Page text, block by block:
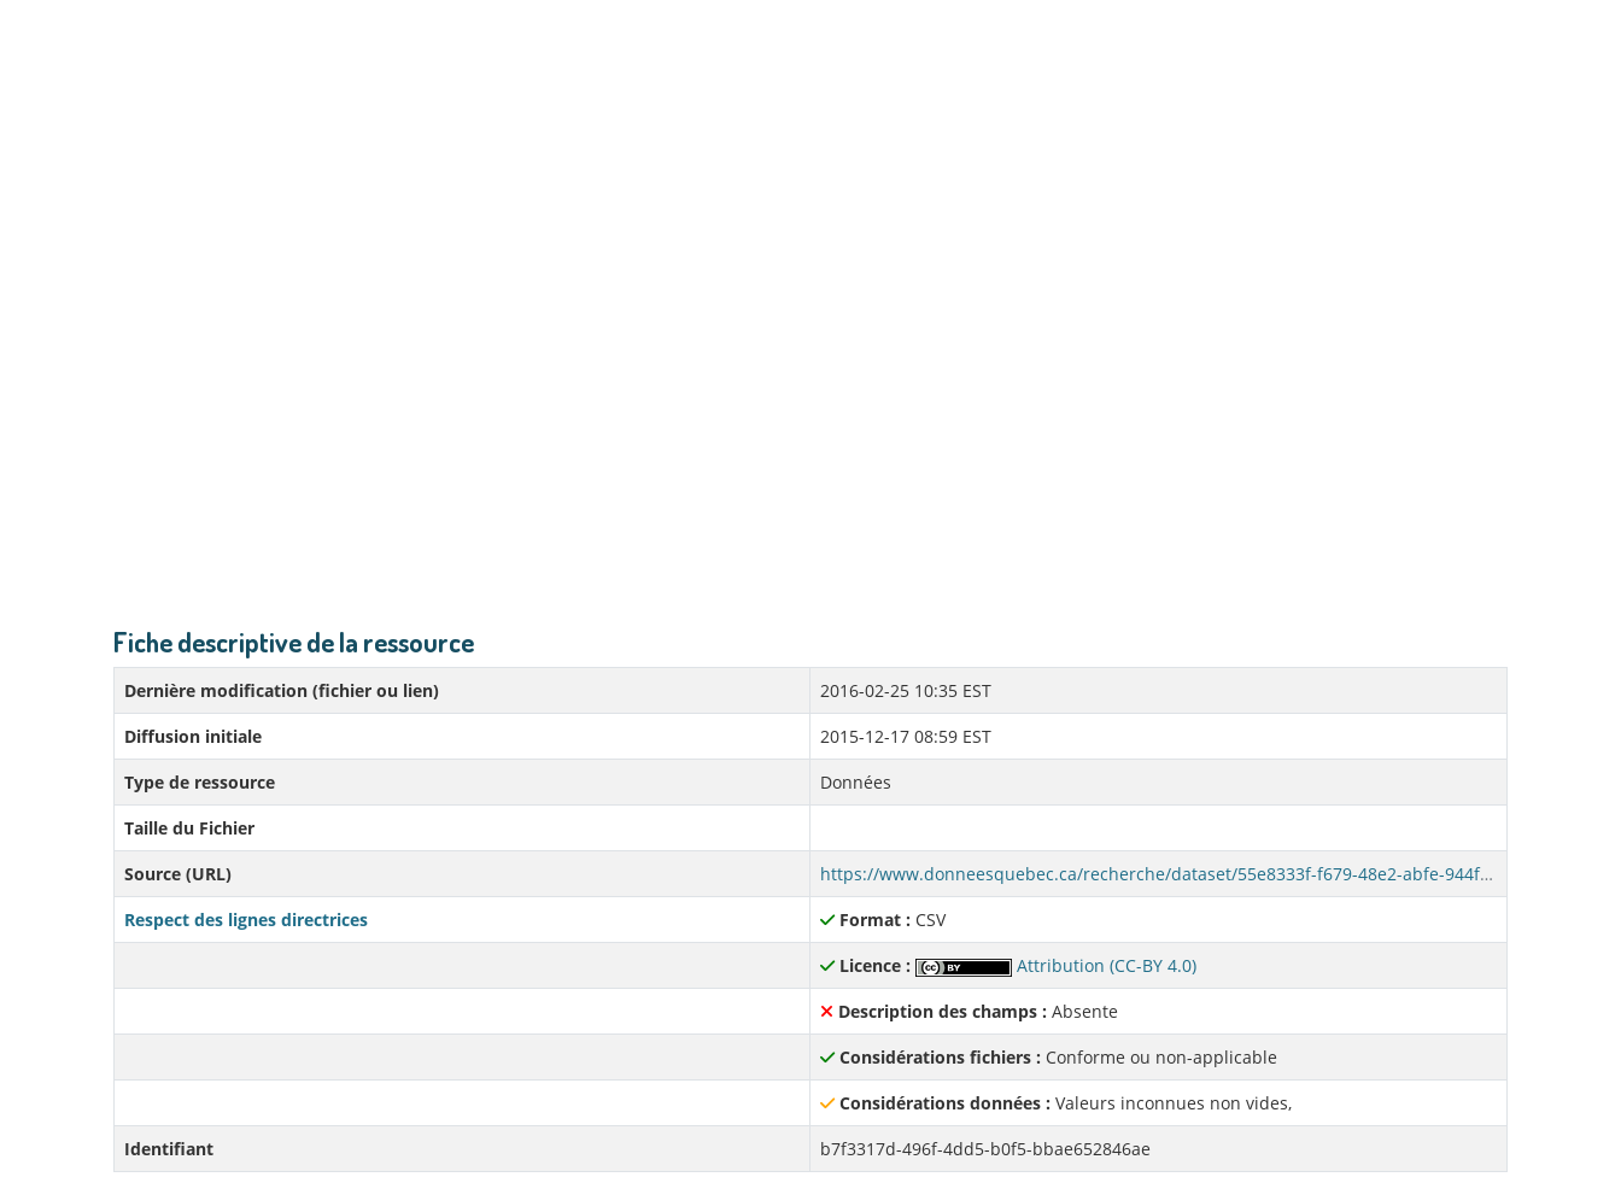
Fiche descriptive de la ressource
Dernière modification (fichier ou lien)
2016-02-25 10:35 EST
Diffusion initiale
2015-12-17 08:59 EST
Type de ressource
Données
Taille du Fichier
Source (URL)
https://www.donneesquebec.ca/recherche/dataset/55e8333f-f679-48e2-abfe-944fc9022ae7/resource/b7f3317d-496f-4dd5-b0f5-bbae652846ae/download/donneesouvertesmccspdlpcv1.csv
Respect des lignes directrices
Format : CSV
Licence :
Attribution (CC-BY 4.0)
Description des champs : Absente
Considérations fichiers : Conforme ou non-applicable
Considérations données : Valeurs inconnues non vides,
Identifiant
b7f3317d-496f-4dd5-b0f5-bbae652846ae